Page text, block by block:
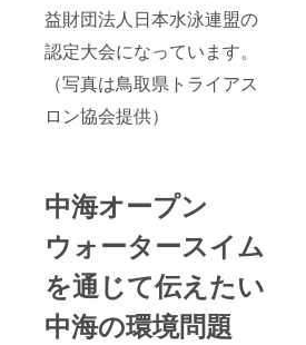
益財団法人日本水泳連盟の
認定大会になっています。
（写真は鳥取県トライアス
ロン協会提供）
中海オープン
ウォータースイム
を通じて伝えたい
中海の環境問題